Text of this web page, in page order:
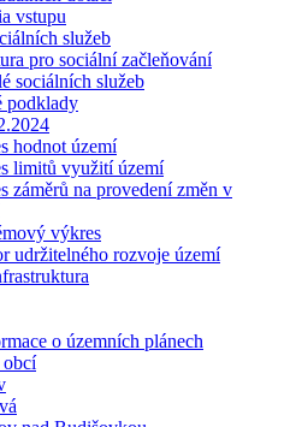
vstupu
služeb
pro sociální začleňování
sociálních služeb
podklady
hodnot území
limitů využití území
záměrů na provedení změn v
výkres
udržitelného rozvoje území
o územních plánech